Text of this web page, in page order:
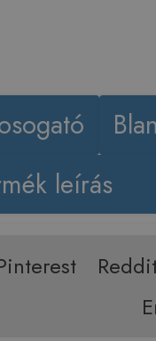
leírás